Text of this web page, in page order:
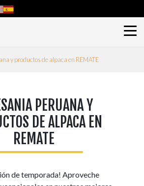
y productos de alpaca en REMATE
PERUANA Y
DE ALPACA EN
REMATE
de temporada! Aproveche